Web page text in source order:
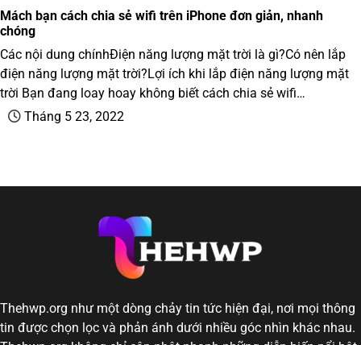
Mách bạn cách chia sẻ wifi trên iPhone đơn giản, nhanh
chóng
Các nội dung chínhĐiện năng lượng mặt trời là gì?Có nên lắp
điện năng lượng mặt trời?Lợi ích khi lắp điện năng lượng mặt
trời Bạn đang loay hoay không biết cách chia sẻ wifi…
Tháng 5 23, 2022
Thehwp.org như một dòng chảy tin tức hiện đại, nơi mọi thông
tin được chọn lọc và phản ánh dưới nhiều góc nhìn khác nhau.